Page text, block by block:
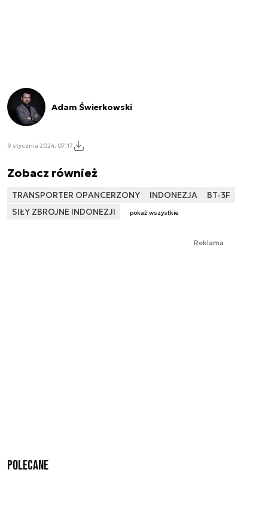
Adam Świerkowski
9 stycznia 2024, 07:17
Zobacz również
TRANSPORTER OPANCERZONY INDONEZJA
BT-3F
SIŁY ZBROJNE INDONEZJI
pokaż wszystkie
Reklama
Polecane